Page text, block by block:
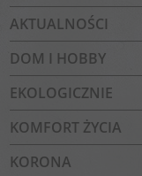
AKTUALNOŚCI
DOM I HOBBY
EKOLOGICZNIE
KOMFORT ŻYCIA
KORONA